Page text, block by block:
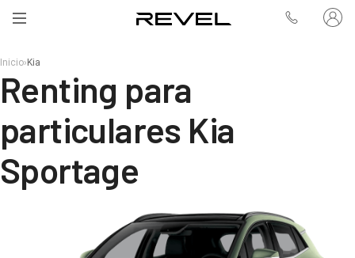
Inicio› Kia
Renting para
particulares Kia
Sportage